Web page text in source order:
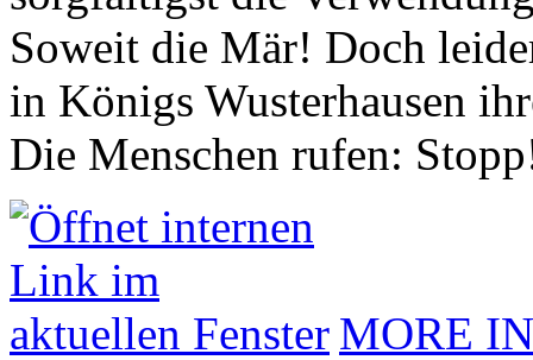
Soweit die Mär! Doch
in Königs Wusterhausen
Die Menschen rufen:
MORE